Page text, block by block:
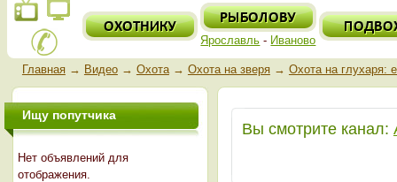
Ярославль - Иваново
Главная→ Видео→ Охота→ Охота на зверя→ Охота на глухаря:
Вы смотрите канал:
Ищу попутчика
Нет объявлений для
отображения.